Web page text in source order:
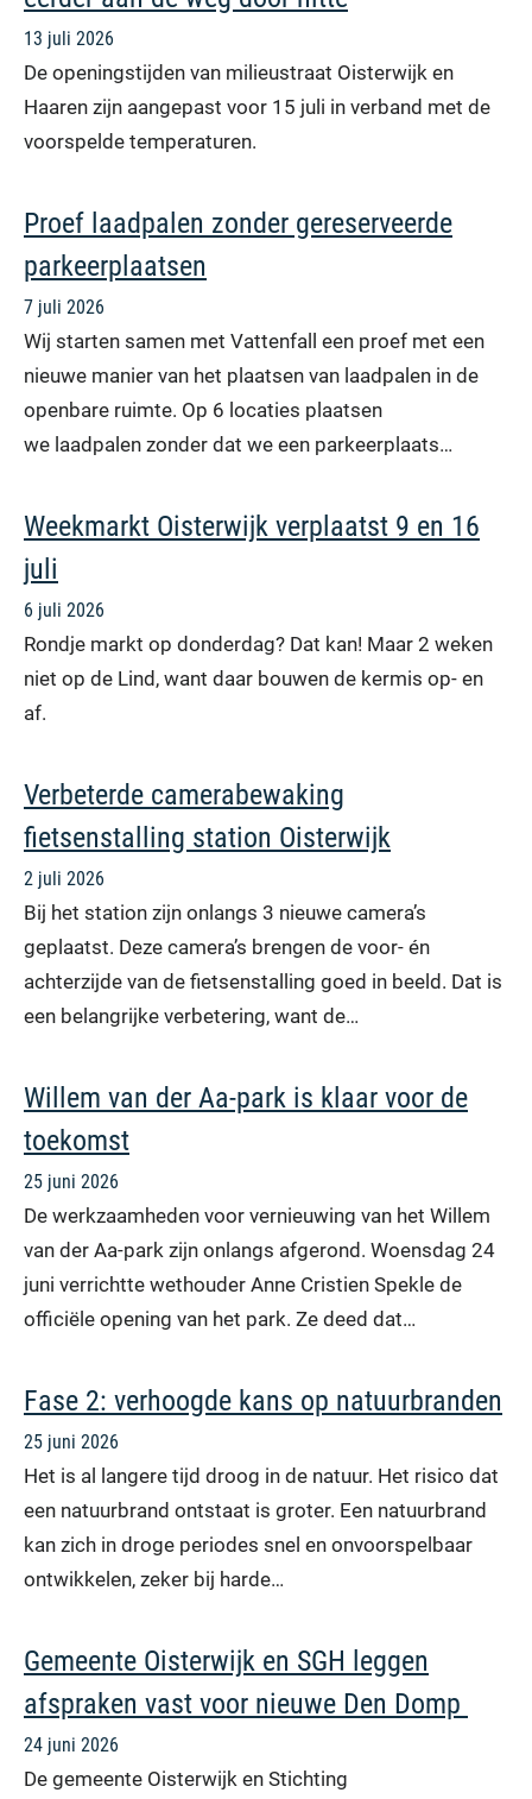
13 juli 2026
De openingstijden van milieustraat Oisterwijk en
Haaren zijn aangepast voor 15 juli in verband met de
voorspelde temperaturen.
Proef laadpalen zonder gereserveerde
parkeerplaatsen
7 juli 2026
Wij starten samen met Vattenfall een proef met een
nieuwe manier van het plaatsen van laadpalen in de
openbare ruimte. Op 6 locaties plaatsen
we laadpalen zonder dat we een parkeerplaats…
Weekmarkt Oisterwijk verplaatst 9 en 16
juli
6 juli 2026
Rondje markt op donderdag? Dat kan! Maar 2 weken
niet op de Lind, want daar bouwen de kermis op- en
af.
Verbeterde camerabewaking
fietsenstalling station Oisterwijk
2 juli 2026
Bij het station zijn onlangs 3 nieuwe camera’s
geplaatst. Deze camera’s brengen de voor- én
achterzijde van de fietsenstalling goed in beeld. Dat is
een belangrijke verbetering, want de…
Willem van der Aa-park is klaar voor de
toekomst
25 juni 2026
De werkzaamheden voor vernieuwing van het Willem
van der Aa-park zijn onlangs afgerond. Woensdag 24
juni verrichtte wethouder Anne Cristien Spekle de
officiële opening van het park. Ze deed dat…
Fase 2: verhoogde kans op natuurbranden
25 juni 2026
Het is al langere tijd droog in de natuur. Het risico dat
een natuurbrand ontstaat is groter. Een natuurbrand
kan zich in droge periodes snel en onvoorspelbaar
ontwikkelen, zeker bij harde…
Gemeente Oisterwijk en SGH leggen
afspraken vast voor nieuwe Den Domp
24 juni 2026
De gemeente Oisterwijk en Stichting